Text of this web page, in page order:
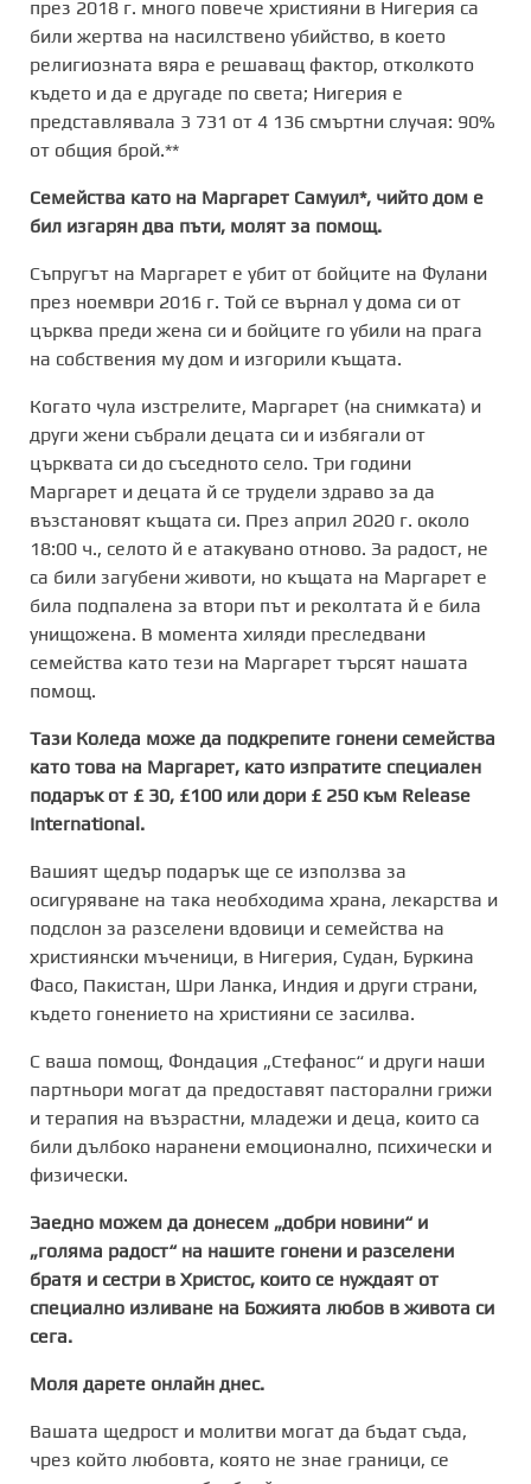
през 2018 г. много повече християни в Нигерия са
били жертва на насилствено убийство, в което
религиозната вяра е решаващ фактор, отколкото
където и да е другаде по света; Нигерия е
представлявала 3 731 от 4 136 смъртни случая: 90%
от общия брой.**
Семейства като на Маргарет Самуил*, чийто дом е
бил изгарян два пъти, молят за помощ.
Съпругът на Маргарет е убит от бойците на Фулани
през ноември 2016 г. Той се върнал у дома си от
църква преди жена си и бойците го убили на прага
на собствения му дом и изгорили къщата.
Когато чула изстрелите, Маргарет (на снимката) и
други жени събрали децата си и избягали от
църквата си до съседното село. Три години
Маргарет и децата й се трудели здраво за да
възстановят къщата си. През април 2020 г. около
18:00 ч., селото й е атакувано отново. За радост, не
са били загубени животи, но къщата на Маргарет е
била подпалена за втори път и реколтата й е била
унищожена. В момента хиляди преследвани
семейства като тези на Маргарет търсят нашата
помощ.
Тази Коледа може да подкрепите гонени семейства
като това на Маргарет, като изпратите специален
подарък от £ 30, £100 или дори £ 250 към Release
International.
Вашият щедър подарък ще се използва за
осигуряване на така необходима храна, лекарства и
подслон за разселени вдовици и семейства на
християнски мъченици, в Нигерия, Судан, Буркина
Фасо, Пакистан, Шри Ланка, Индия и други страни,
където гонението на християни се засилва.
С ваша помощ, Фондация „Стефанос“ и други наши
партньори могат да предоставят пасторални грижи
и терапия на възрастни, младежи и деца, които са
били дълбоко наранени емоционално, психически и
физически.
Заедно можем да донесем „добри новини“ и
„голяма радост“ на нашите гонени и разселени
братя и сестри в Христос, които се нуждаят от
специално изливане на Божията любов в живота си
сега.
Моля дарете онлайн днес.
Вашата щедрост и молитви могат да бъдат съда,
чрез който любовта, която не знае граници, се